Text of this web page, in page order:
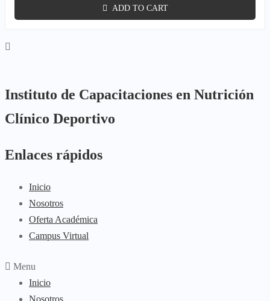
ADD TO CART
Instituto de Capacitaciones en Nutrición
Clínico Deportivo
Enlaces rápidos
Inicio
Nosotros
Oferta Académica
Campus Virtual
Menu
Inicio